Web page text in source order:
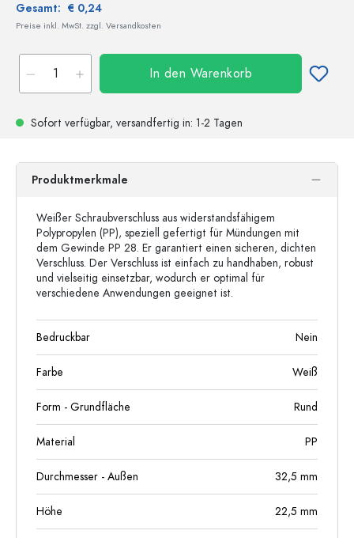
Gesamt: € 0,24
Preise inkl. MwSt. zzgl. Versandkosten
In den Warenkorb
Sofort verfügbar, versandfertig in: 1-2 Tagen
Produktmerkmale
Weißer Schraubverschluss aus widerstandsfähigem
Polypropylen (PP), speziell gefertigt für Mündungen mit
dem Gewinde PP 28. Er garantiert einen sicheren, dichten
Verschluss. Der Verschluss ist einfach zu handhaben, robust
und vielseitig einsetzbar, wodurch er optimal für
verschiedene Anwendungen geeignet ist.
Bedruckbar Nein
Farbe Weiß
Form - Grundfläche Rund
Material PP
Durchmesser - Außen 32,5 mm
Höhe 22,5 mm